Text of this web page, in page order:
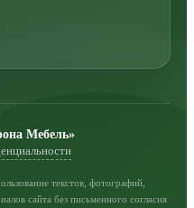
Мебель»
текстов, фотографий,
сайта без письменного согласия